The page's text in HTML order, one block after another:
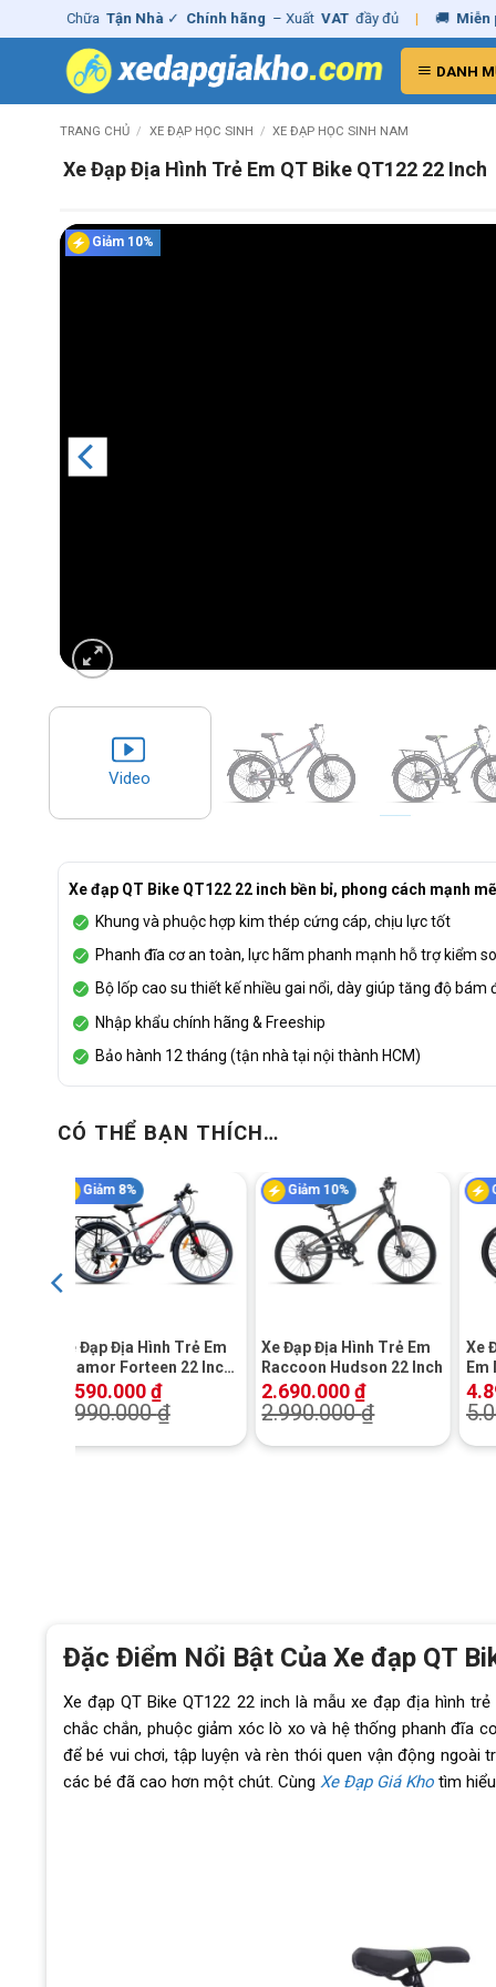
to
Tận Nhà ✓ Chính hãng – Xuất VAT đầy đủ | 🚚 Miễn phí
DANH
TRANG CHỦ / XE ĐẠP HỌC SINH / XE ĐẠP HỌC SINH NAM
Xe Đạp Địa Hình Trẻ Em QT Bike QT122 22 Inch
Giảm 10%
Video
Xe đạp QT Bike QT122 22 inch bền bỉ, phong cách mạnh
Khung và phuộc hợp kim thép cứng cáp, chịu lực tốt
Phanh đĩa cơ an toàn, lực hãm phanh mạnh hỗ trợ kiểm
Bộ lốp cao su thiết kế nhiều gai nổi, dày giúp tăng độ bám
Nhập khẩu chính hãng & Freeship
Bảo hành 12 tháng (tận nhà tại nội thành HCM)
CÓ THỂ BẠN THÍCH…
Giảm 8%
+
Xe Đạp Địa Hình Trẻ Em
Miamor Forteen 22 Inch
– Shimano
4.590.000₫
4.990.000₫
Giảm 10%
+
Xe Đạp Địa Hình Trẻ Em
Raccoon Hudson 22 Inch
2.690.000₫
2.990.000₫
+
Xe
Đặc Điểm Nổi Bật Của Xe đạp QT
Xe đạp QT Bike QT122 22 inch là mẫu xe đạp địa hình
chắc chắn, phuộc giảm xóc lò xo và hệ thống phanh đĩa
để bé vui chơi, tập luyện và rèn thói quen vận động ngoài
các bé đã cao hơn một chút. Cùng Xe Đạp Giá Kho tìm